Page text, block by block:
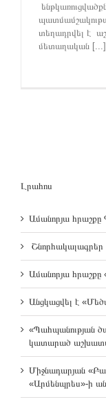
տեղադրվել է
մետաղական [...]
Լրահոս
Ամանորյա հրաշքը
Շնորհակալագրեր
Ամանորյա հրաշքը
Անցկացվել է
«Պահպանության
կատարած
Միջնադարյան
«Արմենպրես»-ի